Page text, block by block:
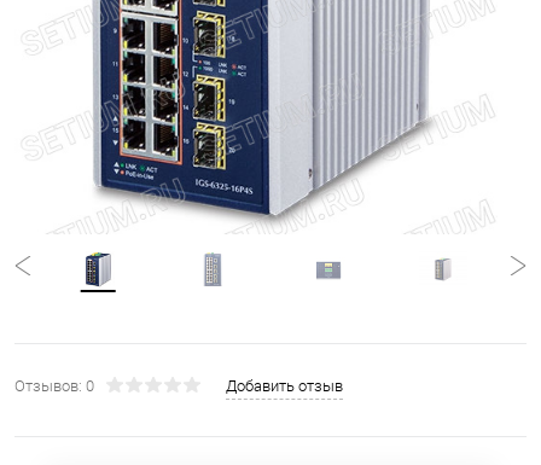
Отзывов: 0 Добавить отзыв